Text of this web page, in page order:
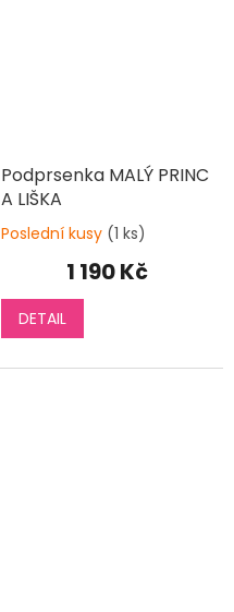
Podprsenka MALÝ PRINC
A LIŠKA
Průměrné
je
3,9
z
Poslední kusy (1 ks)
1 190 Kč
DETAIL